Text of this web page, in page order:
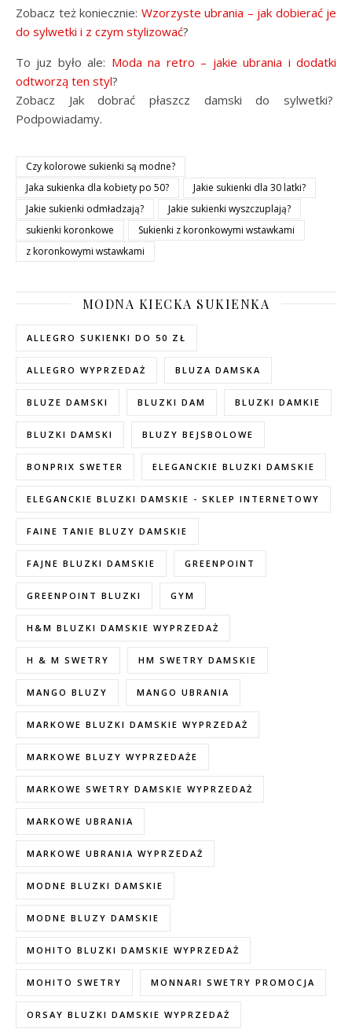
Zobacz też koniecznie: Wzorzyste ubrania – jak dobierać je
do sylwetki i z czym stylizować?
To juz było ale: Moda na retro – jakie ubrania i dodatki
odtworzą ten styl?
Zobacz Jak dobrać płaszcz damski do sylwetki?
Podpowiadamy.
Czy kolorowe sukienki są modne?
Jaka sukienka dla kobiety po 50?
Jakie sukienki dla 30 latki?
Jakie sukienki odmładzają?
Jakie sukienki wyszczuplają?
sukienki koronkowe
Sukienki z koronkowymi wstawkami
z koronkowymi wstawkami
MODNA KIECKA SUKIENKA
ALLEGRO SUKIENKI DO 50 ZŁ
ALLEGRO WYPRZEDAŻ BLUZA DAMSKA
BLUZE DAMSKI BLUZKI DAM BLUZKI DAMKIE
BLUZKI DAMSKI BLUZY BEJSBOLOWE
BONPRIX SWETER ELEGANCKIE BLUZKI DAMSKIE
ELEGANCKIE BLUZKI DAMSKIE - SKLEP INTERNETOWY
FAINE TANIE BLUZY DAMSKIE
FAJNE BLUZKI DAMSKIE GREENPOINT
GREENPOINT BLUZKI GYM
H&M BLUZKI DAMSKIE WYPRZEDAŻ
H & M SWETRY HM SWETRY DAMSKIE
MANGO BLUZY MANGO UBRANIA
MARKOWE BLUZKI DAMSKIE WYPRZEDAŻ
MARKOWE BLUZY WYPRZEDAŻE
MARKOWE SWETRY DAMSKIE WYPRZEDAŻ
MARKOWE UBRANIA
MARKOWE UBRANIA WYPRZEDAŻ
MODNE BLUZKI DAMSKIE
MODNE BLUZY DAMSKIE
MOHITO BLUZKI DAMSKIE WYPRZEDAŻ
MOHITO SWETRY MONNARI SWETRY PROMOCJA
ORSAY BLUZKI DAMSKIE WYPRZEDAŻ